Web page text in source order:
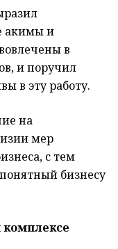
акимы и
в
и поручил
в эту работу.
на
мер
с тем
бизнесу